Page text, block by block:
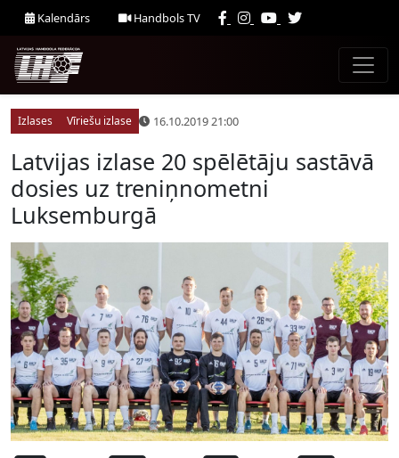
Kalendārs Handbols TV
Izlases Vīriešu izlase 16.10.2019 21:00
Latvijas izlase 20 spēlētāju sastāvā
dosies uz treniņnometni
Luksemburgā